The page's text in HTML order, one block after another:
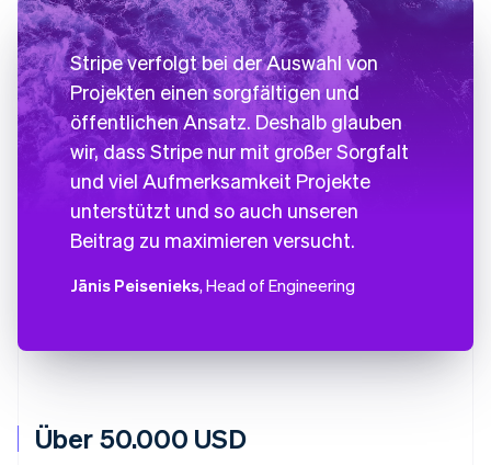
Über 50.000 USD
Stripe verfolgt bei der Auswahl von
Projekten einen sorgfältigen und
öffentlichen Ansatz. Deshalb glauben
wir, dass Stripe nur mit großer Sorgfalt
und viel Aufmerksamkeit Projekte
unterstützt und so auch unseren
Beitrag zu maximieren versucht.
Jānis Peisenieks, Head of Engineering